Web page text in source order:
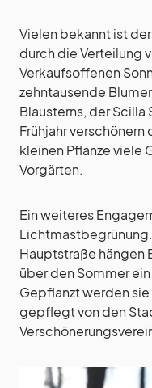
Vielen bekannt ist
durch die Verteilung
Verkaufsoffenen
zehntausende
Blausterns, der
Frühjahr
kleinen Pflanze viele
Vorgärten.
Ein weiteres
Hauptstraße hängen
über den Sommer
Gepflanzt werden
gepflegt von den